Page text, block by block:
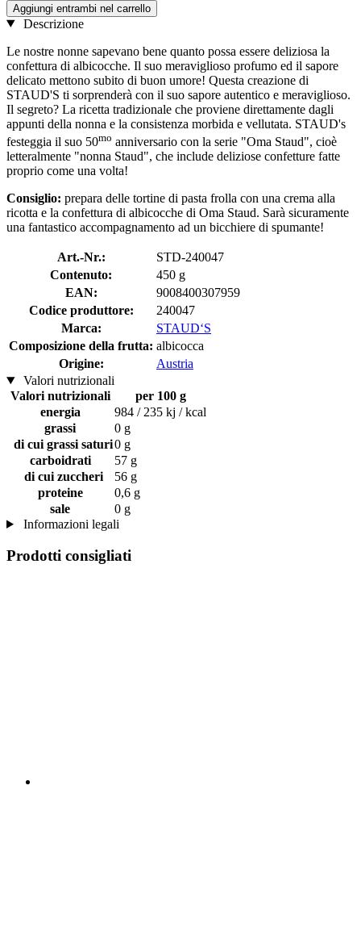
Aggiungi entrambi nel carrello
Descrizione
Le nostre nonne sapevano bene quanto possa essere deliziosa la
confettura di albicocche. Il suo meraviglioso profumo ed il sapore
delicato mettono subito di buon umore! Questa creazione di
STAUD'S ti sorprenderà con il suo sapore autentico e meraviglioso.
Il segreto? La ricetta tradizionale che proviene direttamente dagli
appunti della nonna e la consistenza morbida e vellutata. STAUD's
festeggia il suo 50mo anniversario con la serie "Oma Staud", cioè
letteralmente "nonna Staud", che include deliziose confetture fatte
proprio come una volta!
Consiglio: prepara delle tortine di pasta frolla con una crema alla
ricotta e la confettura di albicocche di Oma Staud. Sarà sicuramente
una fantastico accompagnamento ad un bicchiere di spumante!
Art.-Nr.:
STD-240047
Contenuto:
450 g
EAN:
9008400307959
Codice produttore:
240047
Marca:
STAUD‘S
Composizione della frutta: albicocca
Origine:
Austria
Valori nutrizionali
Valori nutrizionali
per 100 g
energia
984 / 235 kj / kcal
grassi
0 g
di cui grassi saturi0 g
carboidrati
57 g
di cui zuccheri
56 g
proteine
0,6 g
sale
0 g
Informazioni legali
Prodotti consigliati